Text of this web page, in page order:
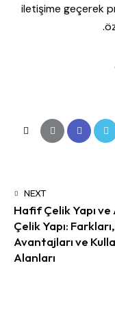
iletişime geçerek
NEXT
Hafif Çelik Yapı ve
Çelik Yapı: Farkları,
Avantajları ve
Alanları